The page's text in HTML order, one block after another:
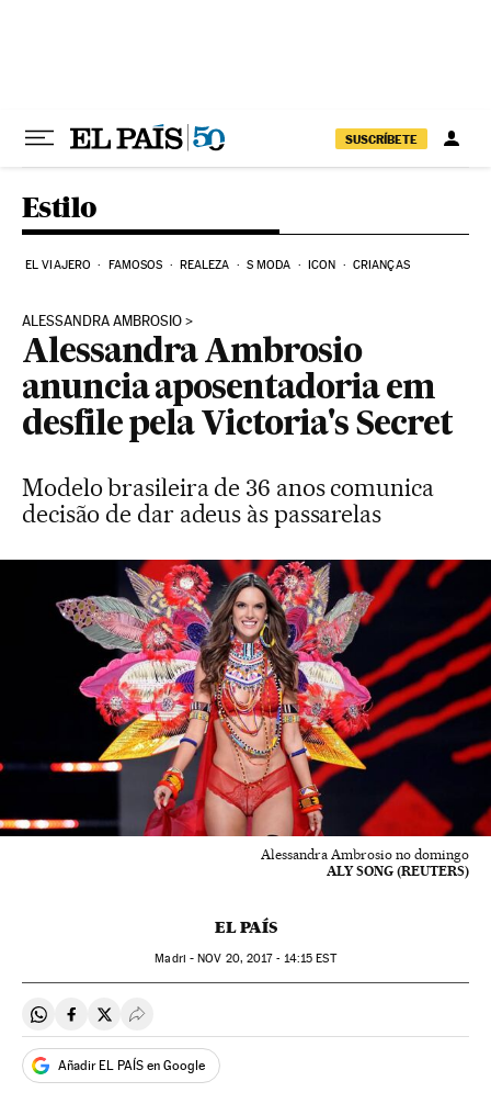
SUSCRÍBETE
Estilo
EL VIAJERO FAMOSOS REALEZA S MODA ICON CRIANÇAS
ALESSANDRA AMBROSIO
Alessandra Ambrosio
anuncia aposentadoria em
desfile pela Victoria's Secret
Modelo brasileira de 36 anos comunica
decisão de dar adeus às passarelas
Alessandra Ambrosio no domingo
ALY SONG (REUTERS)
EL PAÍS
Madri -NOV 20, 2017 - 14:15 EST
Compartir en Whatsapp
Compartir en Facebook
Compartir en Twitter
Desplegar Redes Sociales
Añadir EL PAÍS en Google